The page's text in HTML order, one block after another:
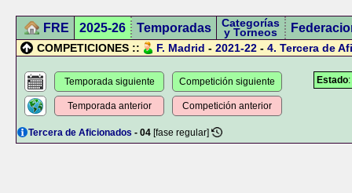
FRE 2025-26 Temporadas Categorías
y Torneos
COMPETICIONES :: F. Madrid - 2021-22 - 4. Tercera de
Estado
Temporada siguiente
Temporada anterior
Competición siguiente
Competición anterior
Tercera de Aficionados - 04 [fase regular]